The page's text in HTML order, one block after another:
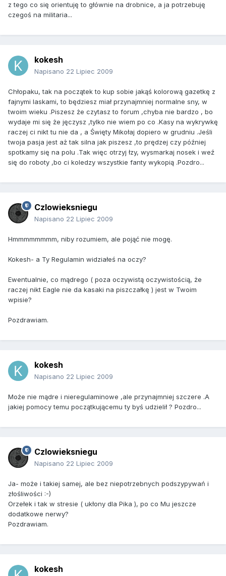
z tego co się orientuję to głównie na drobnice, a ja potrzebuję
czegoś na militaria...
kokesh
Napisano 22 Lipiec 2009
Chłopaku, tak na początek to kup sobie jakąś kolorową gazetkę z
fajnymi laskami, to będziesz miał przynajmniej normalne sny, w
twoim wieku .Piszesz że czytasz to forum ,chyba nie bardzo , bo
wydaje mi się że jęczysz ,tylko nie wiem po co .Kasy na wykrywkę
raczej ci nikt tu nie da , a Święty Mikołaj dopiero w grudniu .Jeśli
twoja pasja jest aż tak silna jak piszesz ,to prędzej czy później
spotkamy się na polu .Tak więc otrzyj łzy, wysmarkaj nosek i weź
się do roboty ,bo ci koledzy wszystkie fanty wykopią .Pozdro...
Czlowieksniegu
Napisano 22 Lipiec 2009
Hmmmmmmmm, niby rozumiem, ale pojąć nie mogę.
Kokesh- a Ty Regulamin widziałeś na oczy?
Ewentualnie, co mądrego ( poza oczywistą oczywistością, że
raczej nikt Eagle nie da kasaki na piszczałkę ) jest w Twoim
wpisie?
Pozdrawiam.
kokesh
Napisano 22 Lipiec 2009
Może nie mądre i nieregulaminowe ,ale przynajmniej szczere .A
jakiej pomocy temu początkującemu ty byś udzielił ? Pozdro...
Czlowieksniegu
Napisano 22 Lipiec 2009
Ja- może i takiej samej, ale bez niepotrzebnych podszypywań i
złośliwości :-)
Orzełek i tak w stresie ( ukłony dla Pika ), po co Mu jeszcze
dodatkowe nerwy?
Pozdrawiam.
kokesh